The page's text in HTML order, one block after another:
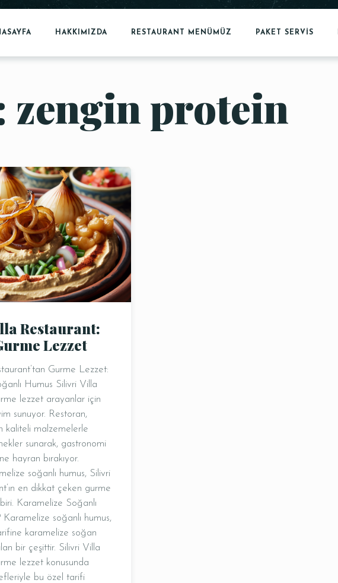
HAKKIMIZDA RESTAURANT MENÜMÜZ PAKET SERVİS
zengin protein
Restaurant:
Lezzet
Gurme Lezzet:
Humus Silivri Villa
lezzet arayanlar için
sunuyor. Restoran,
kaliteli malzemelerle
sunarak, gastronomi
hayran bırakıyor.
soğanlı humus, Silivri
en dikkat çeken gurme
Karamelize Soğanlı
soğanlı humus,
karamelize soğan
bir çeşittir. Silivri Villa
lezzet konusunda
bu özel tarifi